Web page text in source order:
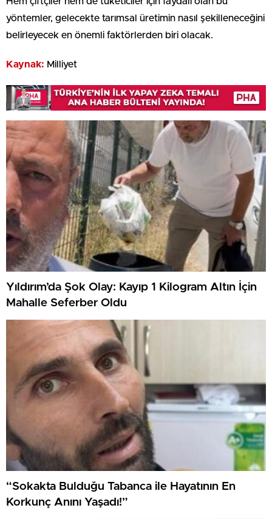
yöntemler, gelecekte tarımsal üretimin nasıl şekilleneceğini
belirleyecek en önemli faktörlerden biri olacak.
Kaynak: Milliyet
Yıldırım’da Şok Olay: Kayıp 1 Kilogram Altın İçin
Mahalle Seferber Oldu
“Sokakta Bulduğu Tabanca ile Hayatının En
Korkunç Anını Yaşadı!”